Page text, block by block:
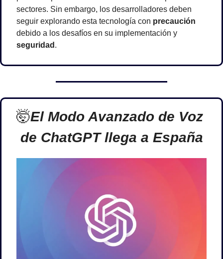
sectores. Sin embargo, los desarrolladores deben
seguir explorando esta tecnología con precaución
seguridad .
🤯El Modo Avanzado de Voz
de ChatGPT llega a España